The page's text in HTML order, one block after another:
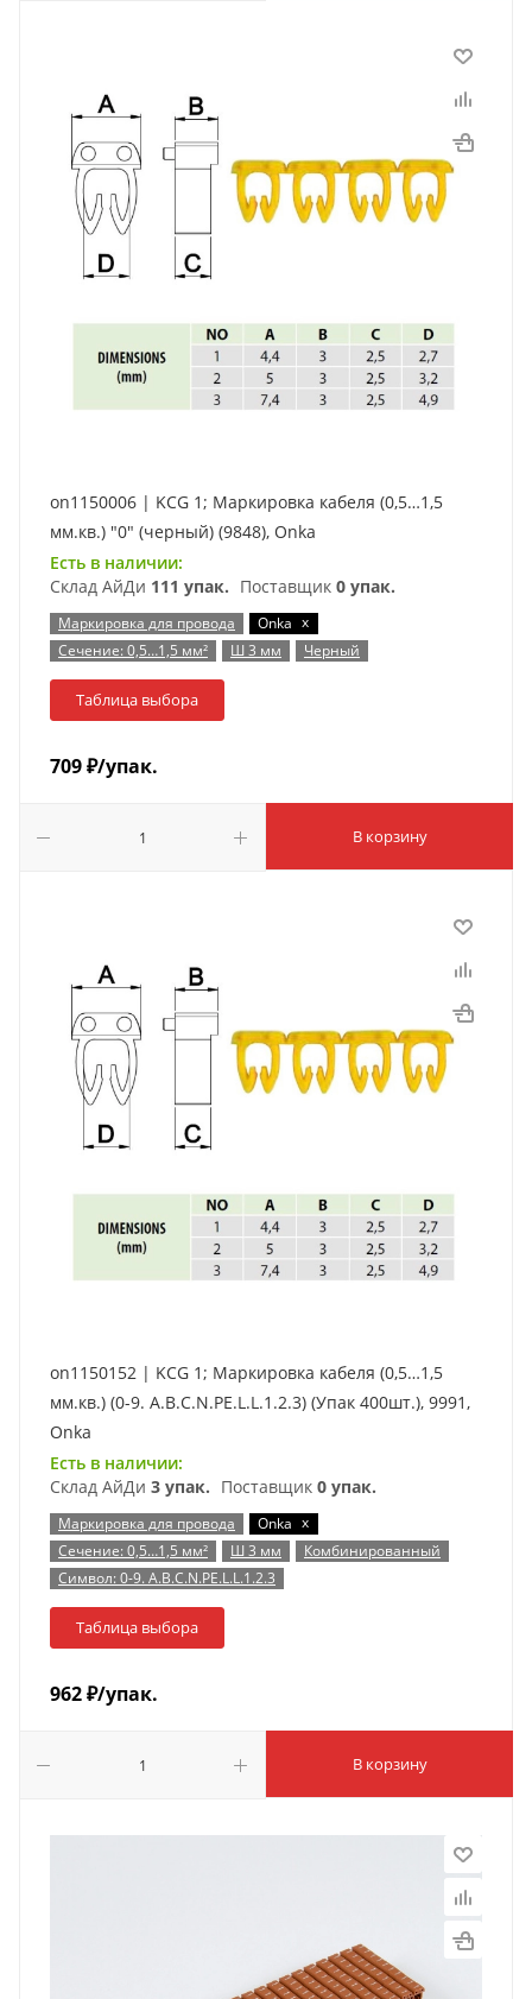
on1150006 | KCG 1; Маркировка кабеля (0,5…1,5
мм.кв.) "0" (черный) (9848), Onka
Есть в наличии:
Склад АйДи 111 упак. Поставщик 0 упак.
Маркировка для провода Onka x
Сечение: 0,5…1,5 мм²
Ш 3 мм Черный
Таблица выбора
709₽/упак.
В корзину
on1150152 | KCG 1; Маркировка кабеля (0,5…1,5
мм.кв.) (0-9. A.B.C.N.PE.L.L.1.2.3) (Упак 400шт.), 9991,
Onka
Есть в наличии:
Склад АйДи 3 упак. Поставщик 0 упак.
Маркировка для провода Onka x
Сечение: 0,5…1,5 мм²
Ш 3 мм
Комбинированный
Символ: 0-9. A.B.C.N.PE.L.L.1.2.3
Таблица выбора
962₽/упак.
В корзину